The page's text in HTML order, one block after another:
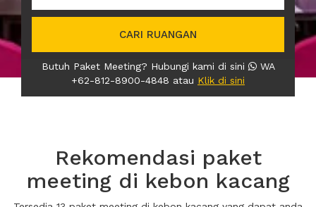
CARI RUANGAN
Butuh Paket Meeting? Hubungi kami di sini
WA
+62-812-8900-4848 atau Klik di sini
Rekomendasi paket
meeting di kebon kacang